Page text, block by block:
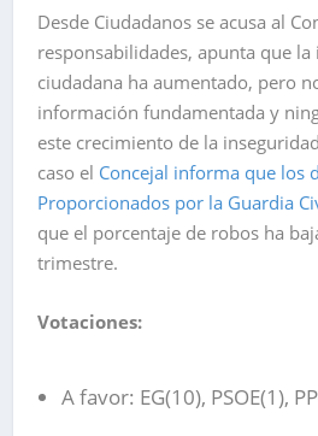
Desde Ciudadanos se acusa al
responsabilidades, apunta que la
ciudadana ha aumentado, pero
información fundamentada y
este crecimiento de la
caso el Concejal informa que los
Proporcionados por la Guardia
que el porcentaje de robos ha
trimestre.
Votaciones:
A favor: EG(10), PSOE(1),